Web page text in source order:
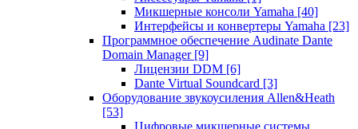
Микшерные консоли Yamaha [40]
Интерфейсы и конвертеры Yamaha [23]
Программное обеспечение Audinate Dante
Domain Manager [9]
Лицензии DDM [6]
Dante Virtual Soundcard [3]
Оборудование звукоусиления Allen&Heath
[53]
Цифровые микшерные системы